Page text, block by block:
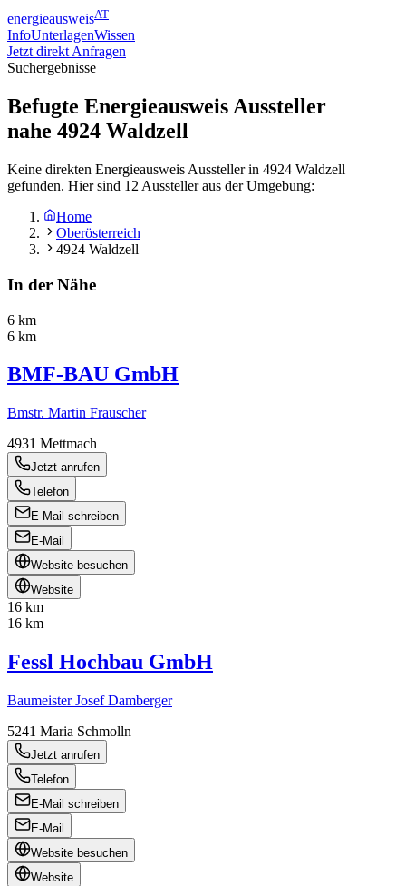
energieausweisAT
InfoUnterlagenWissen
Jetzt direkt Anfragen
Suchergebnisse
Befugte Energieausweis Aussteller
nahe 4924 Waldzell
Keine direkten Energieausweis Aussteller in 4924 Waldzell
gefunden. Hier sind 12 Aussteller aus der Umgebung:
Home
Oberösterreich
4924 Waldzell
In der Nähe
6 km
6 km
BMF-BAU GmbH
Bmstr. Martin Frauscher
4931 Mettmach
Jetzt anrufen
Telefon
E-Mail schreiben
E-Mail
Website besuchen
Website
16 km
16 km
Fessl Hochbau GmbH
Baumeister Josef Damberger
5241 Maria Schmolln
Jetzt anrufen
Telefon
E-Mail schreiben
E-Mail
Website besuchen
Website